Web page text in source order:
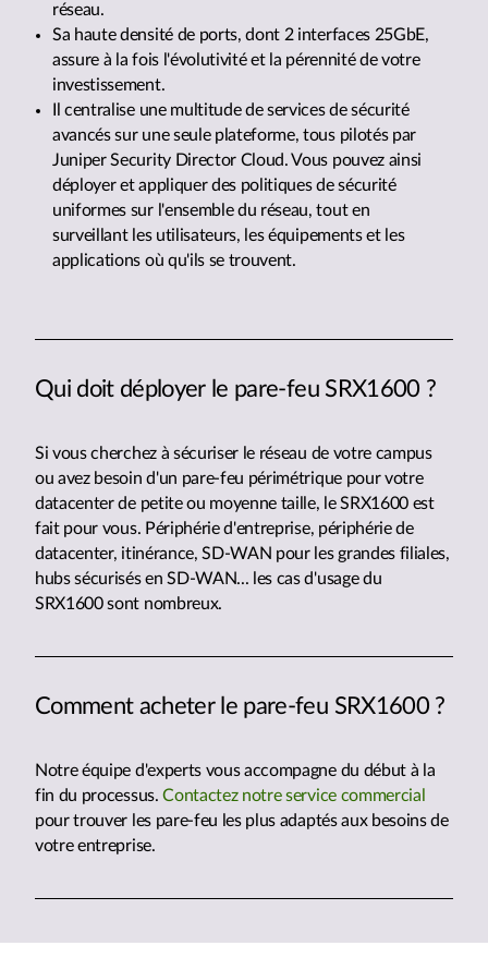
réseau.
Sa haute densité de ports, dont 2 interfaces 25GbE,
assure à la fois l'évolutivité et la pérennité de votre
investissement.
Il centralise une multitude de services de sécurité
avancés sur une seule plateforme, tous pilotés par
Juniper Security Director Cloud. Vous pouvez ainsi
déployer et appliquer des politiques de sécurité
uniformes sur l'ensemble du réseau, tout en
surveillant les utilisateurs, les équipements et les
applications où qu'ils se trouvent.
Qui doit déployer le pare-feu SRX1600 ?
Si vous cherchez à sécuriser le réseau de votre campus
ou avez besoin d'un pare-feu périmétrique pour votre
datacenter de petite ou moyenne taille, le SRX1600 est
fait pour vous. Périphérie d'entreprise, périphérie de
datacenter, itinérance, SD-WAN pour les grandes filiales,
hubs sécurisés en SD-WAN... les cas d'usage du
SRX1600 sont nombreux.
Comment acheter le pare-feu SRX1600 ?
Notre équipe d'experts vous accompagne du début à la
fin du processus.Contactez notre service commercial
pour trouver les pare-feu les plus adaptés aux besoins de
votre entreprise.